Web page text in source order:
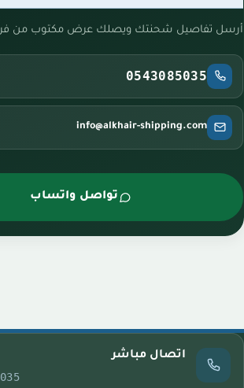
أرسل تفاصيل شحنتك ويصلك عرض مكتوب من
0543085035
info@alkhair-shipping.com
تواصل واتساب
اتصال مباشر